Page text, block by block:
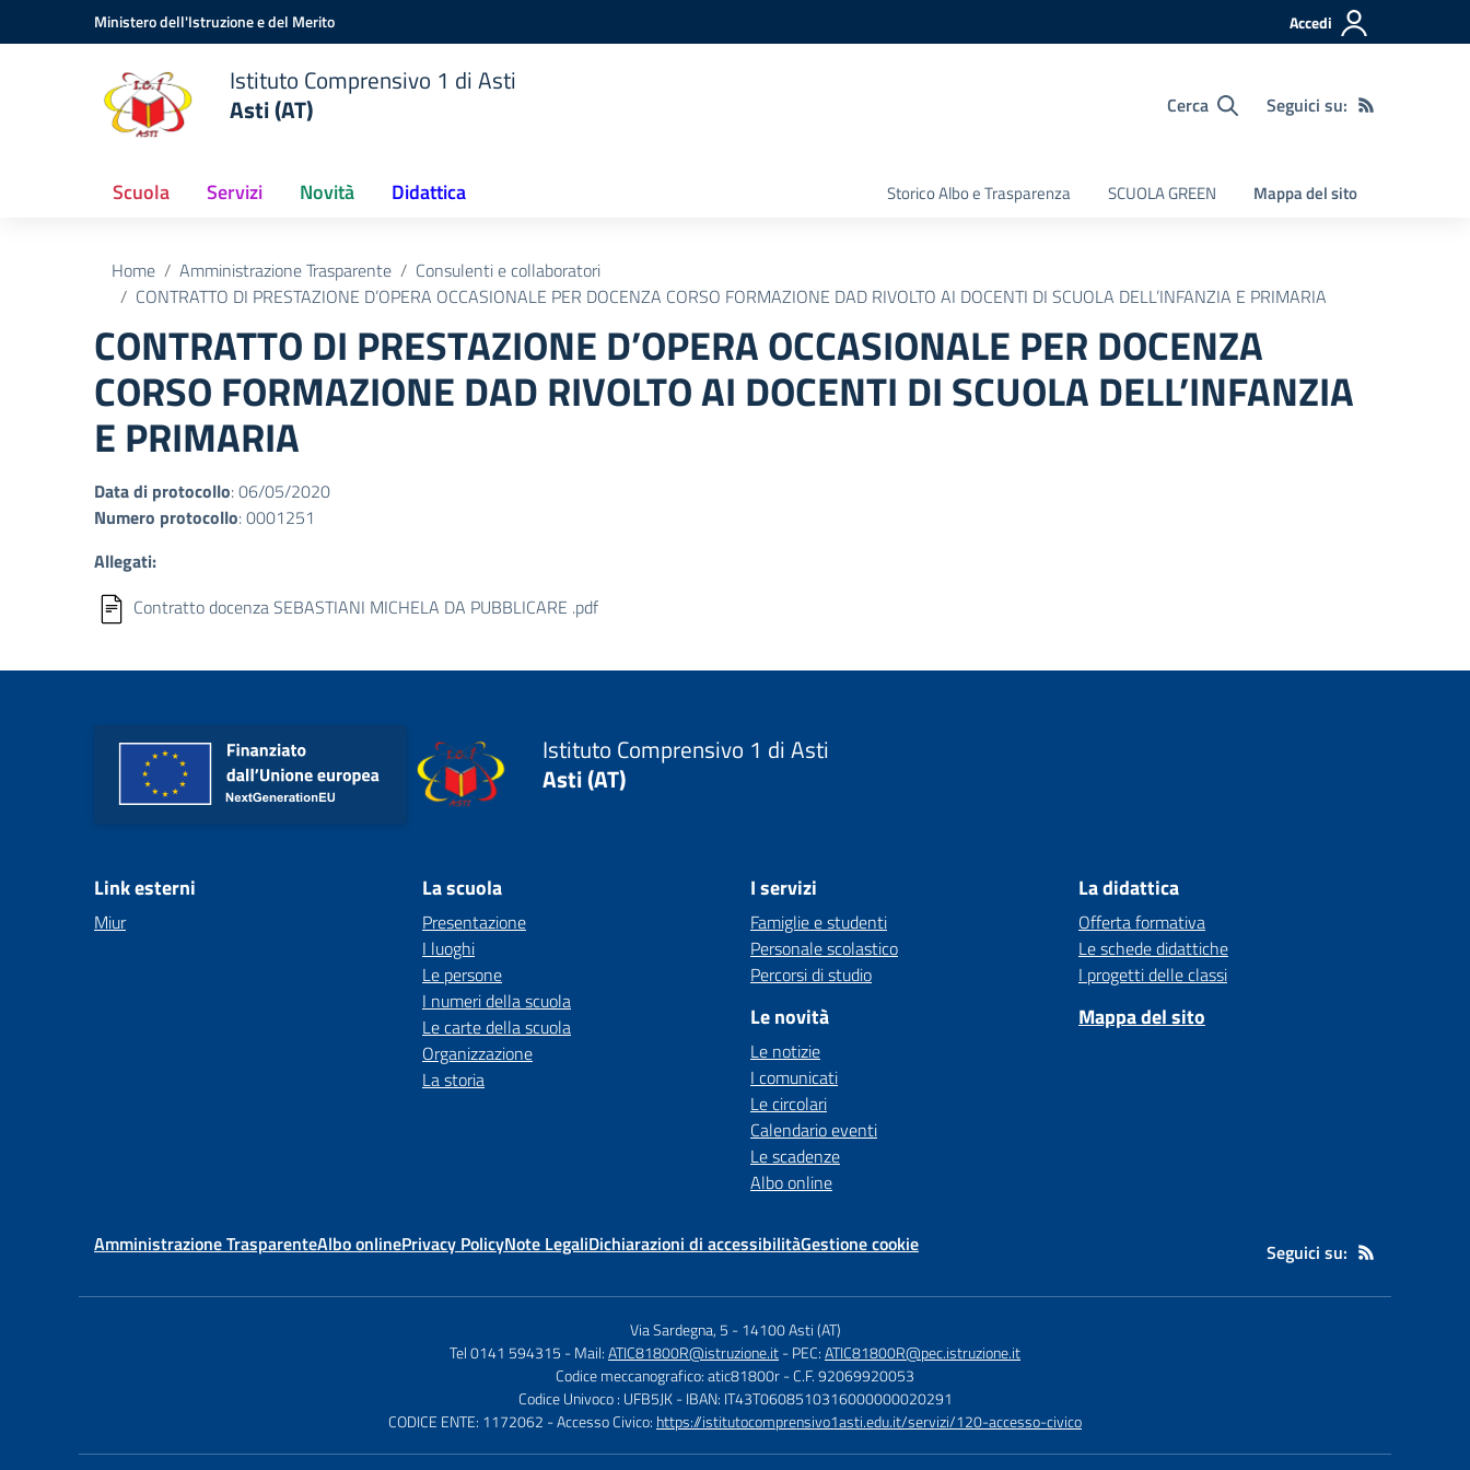
Vai ai contenuti
Vai al menu di navigazioneMinistero dell'Istruzione e del Merito Accedi
Istituto Comprensivo 1 di Asti
Asti (AT)
Cerca Seguici su:
Scuola Servizi Novità Didattica Storico Albo e Trasparenza SCUOLA GREEN Mappa del sito
Home Amministrazione Trasparente
Consulenti e collaboratori
CONTRATTO DI PRESTAZIONE D’OPERA OCCASIONALE PER DOCENZA CORSO FORMAZIONE DAD RIVOLTO AI DOCENTI DI SCUOLA DELL’INFANZIA E PRIMARIA
CONTRATTO DI PRESTAZIONE D’OPERA OCCASIONALE PER DOCENZA
CORSO FORMAZIONE DAD RIVOLTO AI DOCENTI DI SCUOLA DELL’INFANZIA
E PRIMARIA
Data di protocollo: 06/05/2020
Numero protocollo: 0001251
Allegati:
Contratto docenza SEBASTIANI MICHELA DA PUBBLICARE .pdf
Istituto Comprensivo 1 di Asti
Asti (AT)
Link esterni
Miur
La scuola
Presentazione
I luoghi
Le persone
I numeri della scuola
Le carte della scuola
Organizzazione
La storia
I servizi
Famiglie e studenti
Personale scolastico
Percorsi di studio
Le novità
Le notizie
I comunicati
Le circolari
Calendario eventi
Le scadenze
Albo online
La didattica
Offerta formativa
Le schede didattiche
I progetti delle classi
Mappa del sito
Amministrazione TrasparenteAlbo onlinePrivacy PolicyNote LegaliDichiarazioni di accessibilitàGestione cookie Seguici su:
Via Sardegna, 5 -14100 Asti (AT)
Tel 0141 594315 - Mail:ATIC81800R@istruzione.it- PEC:ATIC81800R@pec.istruzione.it
Codice meccanografico: atic81800r- C.F. 92069920053
Codice Univoco : UFB5JK - IBAN: IT43T0608510316000000020291
CODICE ENTE: 1172062 - Accesso Civico: https://istitutocomprensivo1asti.edu.it/servizi/120-accesso-civico